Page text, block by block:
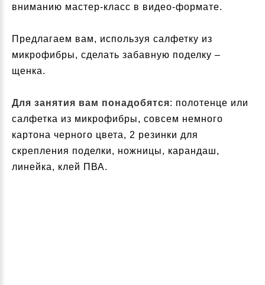
вниманию мастер-класс в видео-формате.
Предлагаем вам, используя салфетку из
микрофибры, сделать забавную поделку –
щенка.
Для занятия вам понадобятся: полотенце или
салфетка из микрофибры, совсем немного
картона черного цвета, 2 резинки для
скрепления поделки, ножницы, карандаш,
линейка, клей ПВА.